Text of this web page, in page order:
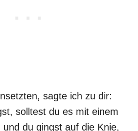
sagte ich zu dir:
solltest du es mit einem
und du gingst auf die Knie,